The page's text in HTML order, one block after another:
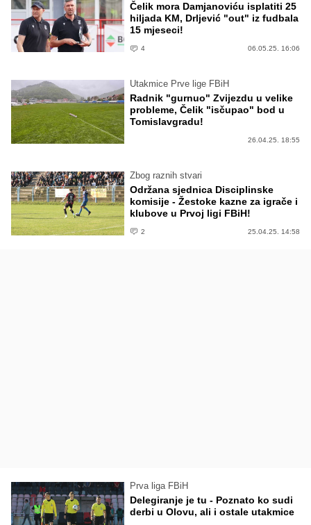
Čelik mora Damjanoviću isplatiti 25
hiljada KM, Drljević "out" iz fudbala
15 mjeseci!
4 06.05.25. 16:06
Utakmice Prve lige FBiH
Radnik "gurnuo" Zvijezdu u velike
probleme, Čelik "isčupao" bod u
Tomislavgradu!
26.04.25. 18:55
Zbog raznih stvari
Održana sjednica Disciplinske
komisije - Žestoke kazne za igrače i
klubove u Prvoj ligi FBiH!
2 25.04.25. 14:58
Prva liga FBiH
Delegiranje je tu - Poznato ko sudi
derbi u Olovu, ali i ostale utakmice